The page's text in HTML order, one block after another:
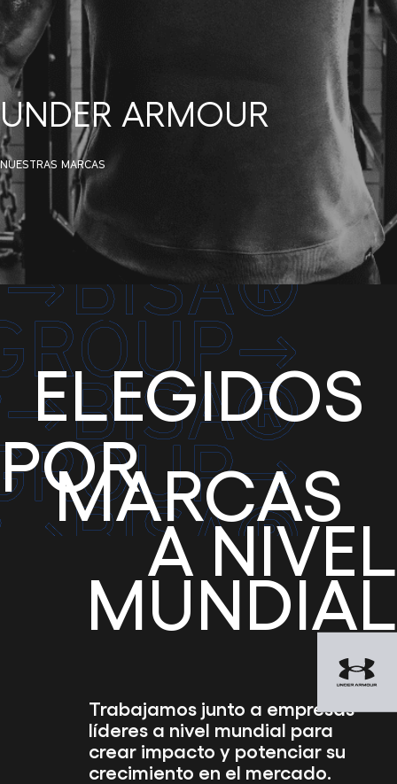
UNDER ARMOUR
NUESTRAS MARCAS
ELEGIDOS
POR
MARCAS
A NIVEL
MUNDIAL
Trabajamos junto a empresas
líderes a nivel mundial para
crear impacto y potenciar su
crecimiento en el mercado.